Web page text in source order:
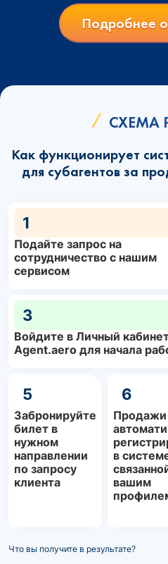
Подробнее
СХЕМА
Как функционирует
для субагентов за
1
Подайте запрос на
сотрудничество с нашим
сервисом
3
Войдите в Личный
Agent.aero для начала
5
Забронируйте
билет в
нужном
направлении
по запросу
клиента
6
Продажи
в
вашим
Что вы получите в результате?